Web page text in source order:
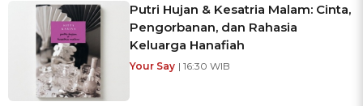
Putri Hujan & Kesatria Malam: Cinta,
Pengorbanan, dan Rahasia
Keluarga Hanafiah
Your Say | 16:30 WIB